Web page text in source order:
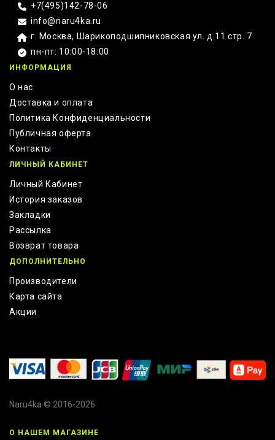
+7(495)142-78-06
info@naru4ka.ru
г. Москва, Шарикоподшипниковская ул. д.11 стр. 7
пн-пт: 10:00-18:00
ИНФОРМАЦИЯ
О нас
Доставка и оплата
Политика Конфиденциальности
Публичная оферта
Контакты
ЛИЧНЫЙ КАБИНЕТ
Личный Кабинет
История заказов
Закладки
Рассылка
Возврат товара
ДОПОЛНИТЕЛЬНО
Производители
Карта сайта
Акции
Naru4ka © 2016-2026
О НАШЕМ МАГАЗИНЕ